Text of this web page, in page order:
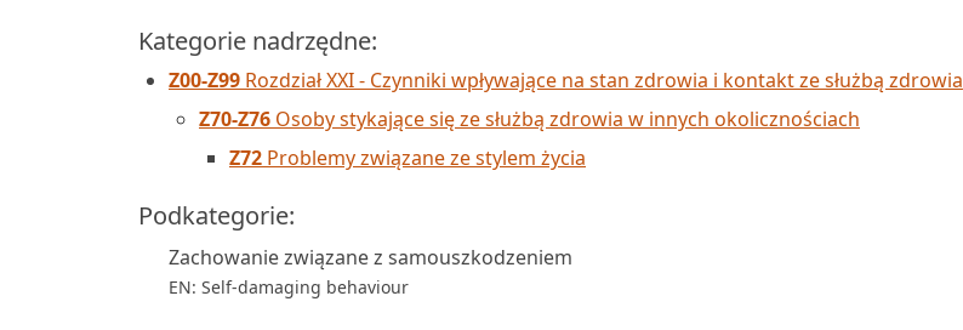
Kategorie nadrzędne:
Z00-Z99 Rozdział XXI - Czynniki wpływające na stan zdrowia i kontakt ze służbą zdrowia
Z70-Z76 Osoby stykające się ze służbą zdrowia w innych okolicznościach
Z72 Problemy związane ze stylem życia
Podkategorie:
Zachowanie związane z samouszkodzeniem
EN: Self-damaging behaviour